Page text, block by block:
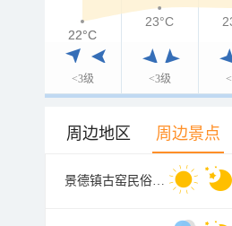
<3级 <3级
22°C
22°C
23°C
周边地区 周边景点
景德镇古窑民俗博览区